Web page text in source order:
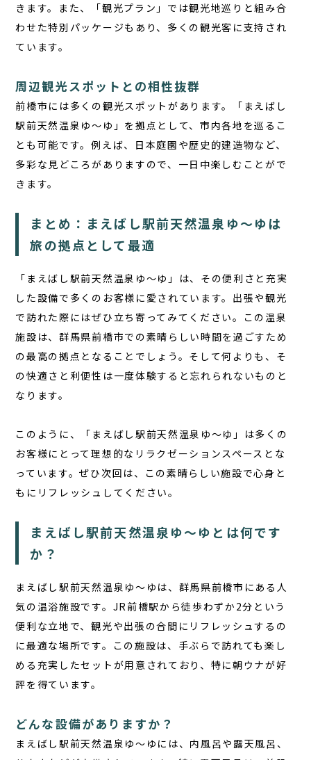
きます。また、「観光プラン」では観光地巡りと組み合
わせた特別パッケージもあり、多くの観光客に支持され
ています。
周辺観光スポットとの相性抜群
前橋市には多くの観光スポットがあります。「まえばし
駅前天然温泉ゆ〜ゆ」を拠点として、市内各地を巡るこ
とも可能です。例えば、日本庭園や歴史的建造物など、
多彩な見どころがありますので、一日中楽しむことがで
きます。
まとめ：まえばし駅前天然温泉ゆ〜ゆは
旅の拠点として最適
「まえばし駅前天然温泉ゆ〜ゆ」は、その便利さと充実
した設備で多くのお客様に愛されています。出張や観光
で訪れた際にはぜひ立ち寄ってみてください。この温泉
施設は、群馬県前橋市での素晴らしい時間を過ごすため
の最高の拠点となることでしょう。そして何よりも、そ
の快適さと利便性は一度体験すると忘れられないものと
なります。
このように、「まえばし駅前天然温泉ゆ〜ゆ」は多くの
お客様にとって理想的なリラクゼーションスペースとな
っています。ぜひ次回は、この素晴らしい施設で心身と
もにリフレッシュしてください。
まえばし駅前天然温泉ゆ〜ゆとは何です
か？
まえばし駅前天然温泉ゆ〜ゆ は、群馬県前橋市にある人
気の温浴施設です。JR前橋駅から徒歩わずか2分という
便利な立地で、観光や出張の合間にリフレッシュするの
に最適な場所です。この施設は、手ぶらで訪れても楽し
める充実したセットが用意されており、特に朝ウナが好
評を得ています。
どんな設備がありますか？
まえばし駅前天然温泉ゆ〜ゆには、内風呂や露天風呂、